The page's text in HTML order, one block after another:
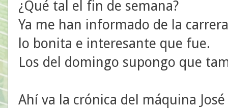
¿Qué tal el fin de semana?
Ya me han informado de la
lo bonita e interesante que fue.
Los del domingo supongo que
Ahí va la crónica del máquina